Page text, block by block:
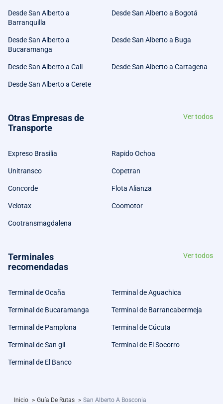
Desde San Alberto a
Barranquilla
Desde San Alberto a Bogotá
Desde San Alberto a
Bucaramanga
Desde San Alberto a Buga
Desde San Alberto a Cali Desde San Alberto a Cartagena
Desde San Alberto a Cerete
Otras Empresas de
Transporte
Ver todos
Expreso Brasilia Rapido Ochoa
Unitransco Copetran
Concorde Flota Alianza
Velotax Coomotor
Cootransmagdalena
Terminales
recomendadas
Ver todos
Terminal de Ocaña Terminal de Aguachica
Terminal de Bucaramanga Terminal de Barrancabermeja
Terminal de Pamplona Terminal de Cúcuta
Terminal de San gil Terminal de El Socorro
Terminal de El Banco
Inicio > Guía De Rutas > San Alberto A Bosconia